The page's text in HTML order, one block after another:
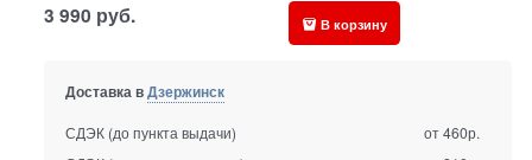
3 990 руб. В корзину
Доставка вДзержинск
СДЭК (до пункта выдачи)
от 460р.